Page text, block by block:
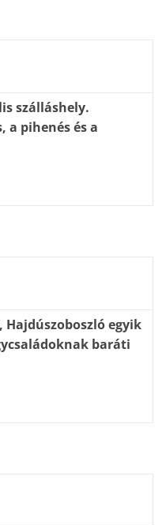
szálláshely.
pihenés és a
Hajdúszoboszló egyik
baráti